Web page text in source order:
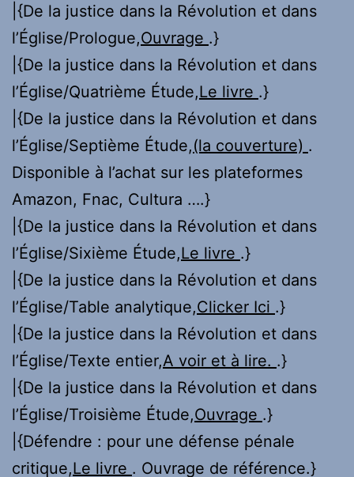
|{De la justice dans la Révolution et dans
l’Église/Prologue,Ouvrage .}
|{De la justice dans la Révolution et dans
l’Église/Quatrième Étude,Le livre .}
|{De la justice dans la Révolution et dans
l’Église/Septième Étude,(la couverture) .
Disponible à l’achat sur les plateformes
Amazon, Fnac, Cultura ….}
|{De la justice dans la Révolution et dans
l’Église/Sixième Étude,Le livre .}
|{De la justice dans la Révolution et dans
l’Église/Table analytique,Clicker Ici .}
|{De la justice dans la Révolution et dans
l’Église/Texte entier,A voir et à lire. .}
|{De la justice dans la Révolution et dans
l’Église/Troisième Étude,Ouvrage .}
|{Défendre : pour une défense pénale
critique,Le livre . Ouvrage de référence.}